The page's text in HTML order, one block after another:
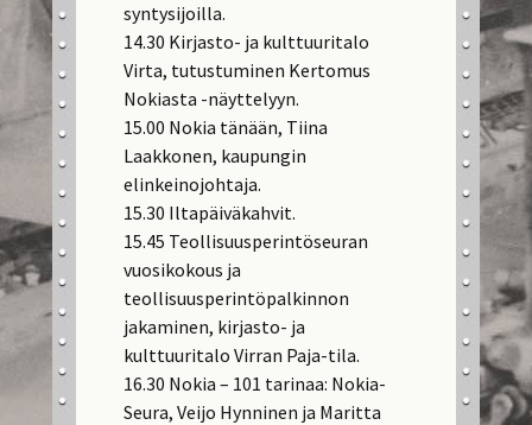
syntysijoilla.
14.30 Kirjasto- ja kulttuuritalo
Virta, tutustuminen Kertomus
Nokiasta -näyttelyyn.
15.00 Nokia tänään, Tiina
Laakkonen, kaupungin
elinkeinojohtaja.
15.30 Iltapäiväkahvit.
15.45 Teollisuusperintöseuran
vuosikokous ja
teollisuusperintöpalkinnon
jakaminen, kirjasto- ja
kulttuuritalo Virran Paja-tila.
16.30 Nokia – 101 tarinaa: Nokia-
Seura, Veijo Hynninen ja Maritta